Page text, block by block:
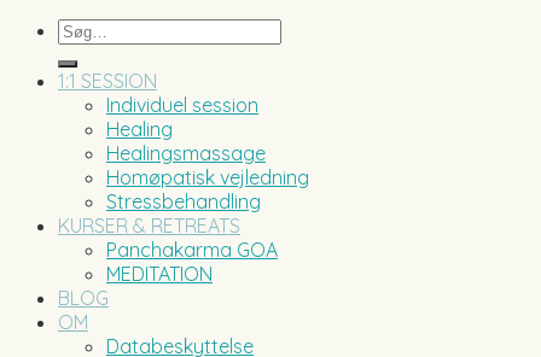
Søg
1:1 SESSION
Individuel session
Healing
Healingsmassage
Homøpatisk vejledning
Stressbehandling
KURSER & RETREATS
Panchakarma GOA
MEDITATION
BLOG
OM
Databeskyttelse